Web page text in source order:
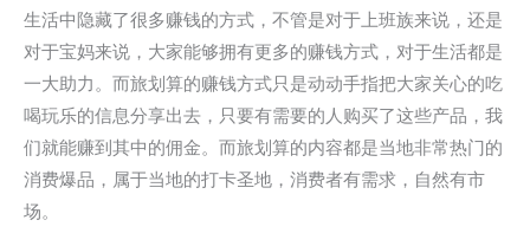
生活中隐藏了很多赚钱的方式，不管是对于上班族来说，还是
对于宝妈来说，大家能够拥有更多的赚钱方式，对于生活都是
一大助力。而旅划算的赚钱方式只是动动手指把大家关心的吃
喝玩乐的信息分享出去，只要有需要的人购买了这些产品，我
们就能赚到其中的佣金。而旅划算的内容都是当地非常热门的
消费爆品，属于当地的打卡圣地，消费者有需求，自然有市
场。